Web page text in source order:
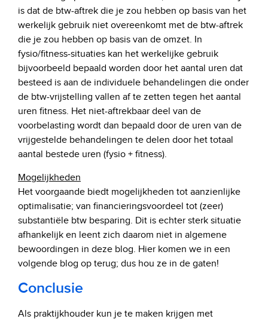
is dat de btw-aftrek die je zou hebben op basis van het
werkelijk gebruik niet overeenkomt met de btw-aftrek
die je zou hebben op basis van de omzet. In
fysio/fitness-situaties kan het werkelijke gebruik
bijvoorbeeld bepaald worden door het aantal uren dat
besteed is aan de individuele behandelingen die onder
de btw-vrijstelling vallen af te zetten tegen het aantal
uren fitness. Het niet-aftrekbaar deel van de
voorbelasting wordt dan bepaald door de uren van de
vrijgestelde behandelingen te delen door het totaal
aantal bestede uren (fysio + fitness).
Mogelijkheden
Het voorgaande biedt mogelijkheden tot aanzienlijke
optimalisatie; van financieringsvoordeel tot (zeer)
substantiële btw besparing. Dit is echter sterk situatie
afhankelijk en leent zich daarom niet in algemene
bewoordingen in deze blog. Hier komen we in een
volgende blog op terug; dus hou ze in de gaten!
Conclusie
Als praktijkhouder kun je te maken krijgen met